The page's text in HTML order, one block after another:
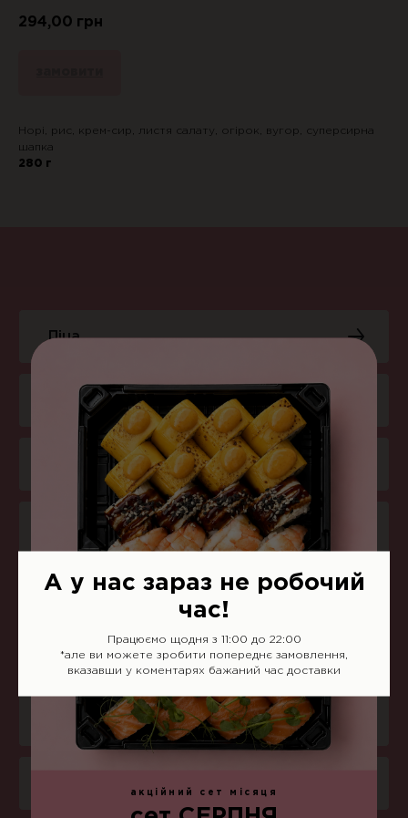
294,00 грн
Норі, рис, крем-сир, листя салату, огірок, вугор, суперсирна
шапка
280 г
Піца
Суші
Комбо-меню
Салати
Снеки
Соуси
Напої
акційний сет місяця
А у нас зараз не робочий
час!
Працюємо щодня з 11:00 до 22:00
*але ви можете зробити попереднє замовлення,
вказавши у коментарях бажаний час доставки